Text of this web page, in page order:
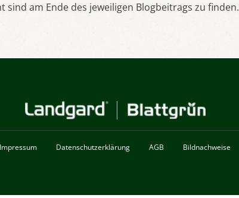
sind am Ende des jeweiligen Blogbeitrags zu finden.
Impressum Datenschutzerklärung AGB Bildnachweise